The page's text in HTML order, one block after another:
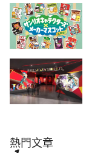
熱門文章